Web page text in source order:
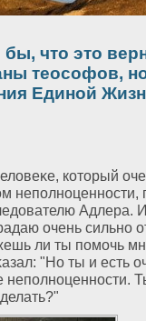
что это
теософов,
Единой
кοторый
неполноценности,
Адлера.
очень сильно
ли ты помочь
"Но ты и есть